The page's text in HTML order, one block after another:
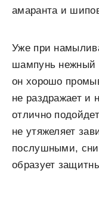
амаранта и
Уже при
шампунь нежный
он хорошо
не раздражает и
отлично
не утяжеляет
послушными,
образует